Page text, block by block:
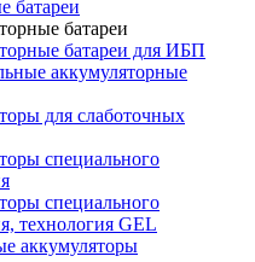
батареи
батареи
батареи для ИБП
аккумуляторные
для слаботочных
специального
специального
технология GEL
аккумуляторы